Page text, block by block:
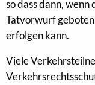
so dass dann, wenn
Tatvorwurf
erfolgen kann.
Viele